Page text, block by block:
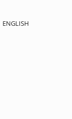
ENGLISH